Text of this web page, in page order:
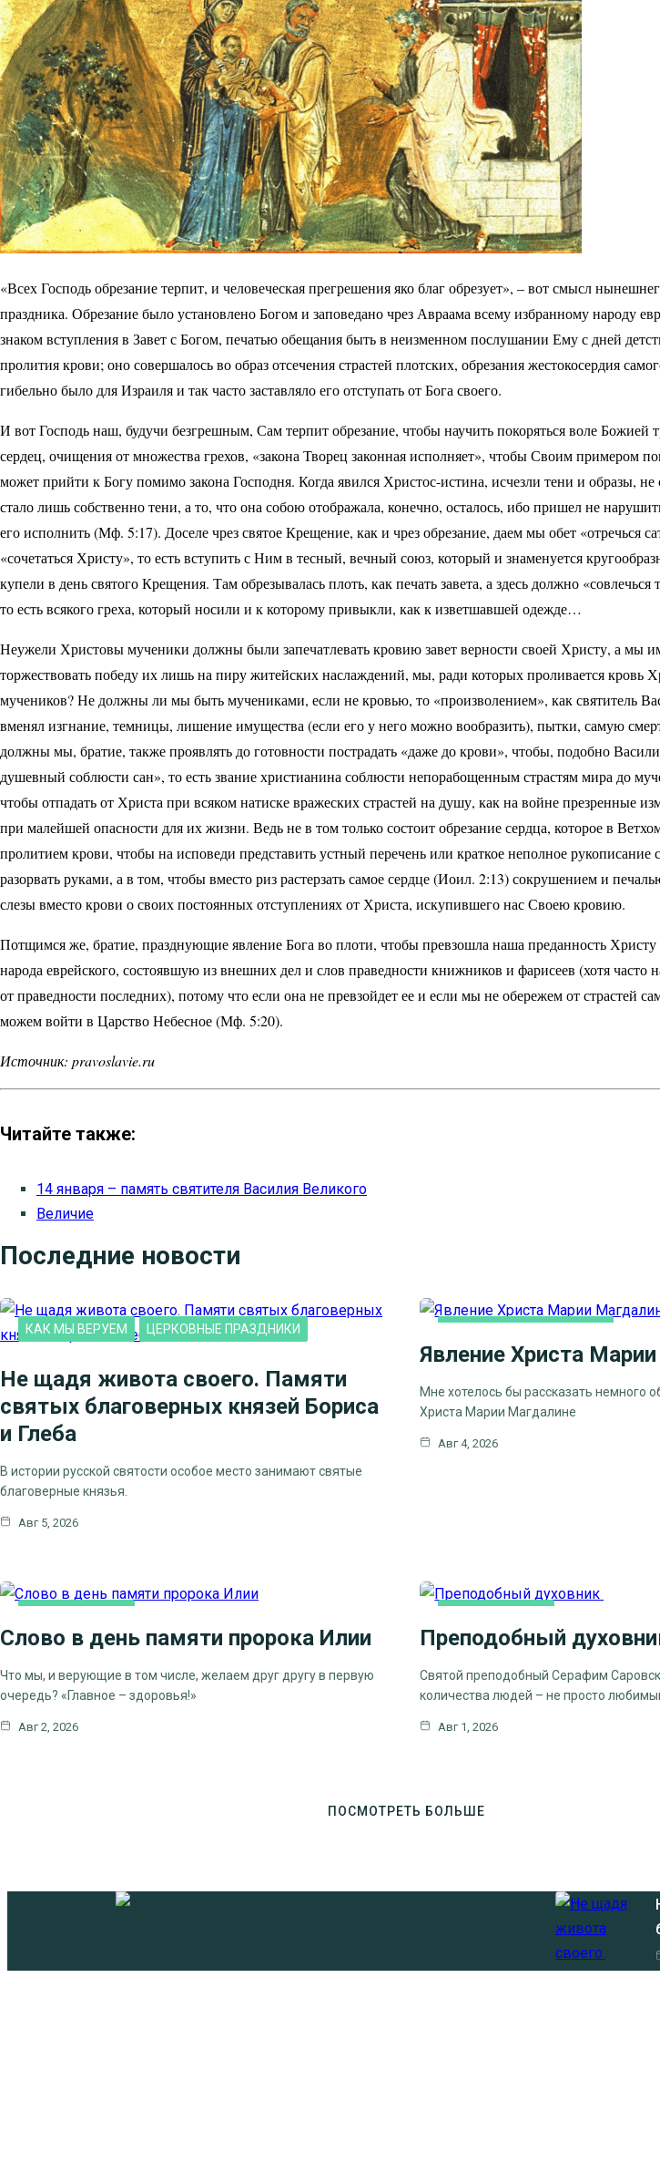
«Всех Господь обрезание терпит, и человеческая прегрешения яко благ обрезует», – вот смысл
праздника. Обрезание было установлено Богом и заповедано чрез Авраама всему избранному народу
знаком вступления в Завет с Богом, печатью обещания быть в неизменном послушании Ему с дней
пролития крови; оно совершалось во образ отсечения страстей плотских, обрезания жестокосердия
гибельно было для Израиля и так часто заставляло его отступать от Бога своего.
И вот Господь наш, будучи безгрешным, Сам терпит обрезание, чтобы научить покоряться воле Божией
сердец, очищения от множества грехов, «закона Творец законная исполняет», чтобы Своим примером
может прийти к Богу помимо закона Господня. Когда явился Христос-истина, исчезли тени и образы, не
стало лишь собственно тени, а то, что она собою отображала, конечно, осталось, ибо пришел не
его исполнить (Мф. 5:17). Доселе чрез святое Крещение, как и чрез обрезание, даем мы обет «отречься
«сочетаться Христу», то есть вступить с Ним в тесный, вечный союз, который и знаменуется
купели в день святого Крещения. Там обрезывалась плоть, как печать завета, а здесь должно «совлечься
то есть всякого греха, который носили и к которому привыкли, как к изветшавшей одежде…
Неужели Христовы мученики должны были запечатлевать кровию завет верности своей Христу, а мы
торжествовать победу их лишь на пиру житейских наслаждений, мы, ради которых проливается кровь
мучеников? Не должны ли мы быть мучениками, если не кровью, то «произволением», как святитель
вменял изгнание, темницы, лишение имущества (если его у него можно вообразить), пытки, самую
должны мы, братие, также проявлять до готовности пострадать «даже до крови», чтобы, подобно
душевный соблюсти сан», то есть звание христианина соблюсти непорабощенным страстям мира до
чтобы отпадать от Христа при всяком натиске вражеских страстей на душу, как на войне презренные
при малейшей опасности для их жизни. Ведь не в том только состоит обрезание сердца, которое в
пролитием крови, чтобы на исповеди представить устный перечень или краткое неполное рукописание
разорвать руками, а в том, чтобы вместо риз растерзать самое сердце (Иоил. 2:13) сокрушением и
слезы вместо крови о своих постоянных отступлениях от Христа, искупившего нас Своею кровию.
Потщимся же, братие, празднующие явление Бога во плоти, чтобы превзошла наша преданность Христу
народа еврейского, состоявшую из внешних дел и слов праведности книжников и фарисеев (хотя часто
от праведности последних), потому что если она не превзойдет ее и если мы не обережем от страстей
можем войти в Царство Небесное (Мф. 5:20).
Источник: pravoslavie.ru
Читайте также:
14 января – память святителя Василия Великого
Величие
Последние новости
КАК МЫ ВЕРУЕМ ЦЕРКОВНЫЕ ПРАЗДНИКИ
Не щадя живота своего. Памяти
святых благоверных князей Бориса
и Глеба
В истории русской святости особое место занимают святые
благоверные князья.
Авг 5, 2026
Явление Христа
Мне хотелось бы рассказать немного
Христа Марии Магдалине
Авг 4, 2026
ЦЕРКОВНЫЕ ПРАЗДНИКИ
Слово в день памяти пророка Илии
Что мы, и верующие в том числе, желаем друг другу в первую
очередь? «Главное – здоровья!»
Авг 2, 2026
ЦЕРКОВНЫЕ
Преподобный
Святой преподобный Серафим
количества людей – не просто
Авг 1, 2026
ПОСМОТРЕТЬ БОЛЬШЕ